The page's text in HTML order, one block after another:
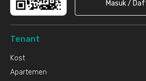
Masuk /
Tenant
Kost
Apartemen